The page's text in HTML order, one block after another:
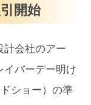
開始
計会社のアー
イバーデー明け
ショー）の準